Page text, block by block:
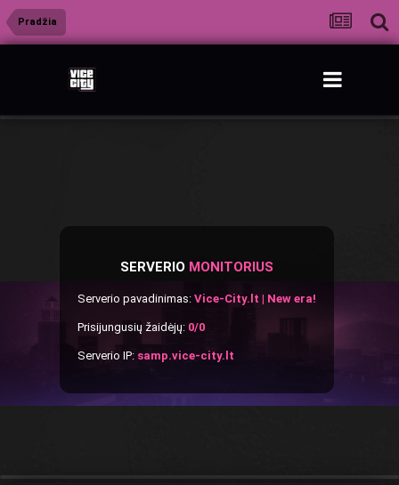
Pradžia
SERVERIO MONITORIUS
Serverio pavadinimas:Vice-City.lt | New era!
Prisijungusių žaidėjų: 0/0
Serverio IP: samp.vice-city.lt